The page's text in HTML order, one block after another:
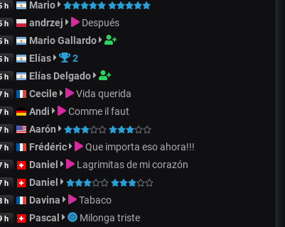
h Mario
h andrzej Después
h Mario Gallardo
h Elías 2
h Elías Delgado
h Cecile Vida querida
h Andi Comme il faut
h Aarón
h Frédéric Que importa eso ahora!!!
h Daniel Lagrimitas de mi corazón
h Daniel
h Davina Tabaco
h Pascal Milonga triste